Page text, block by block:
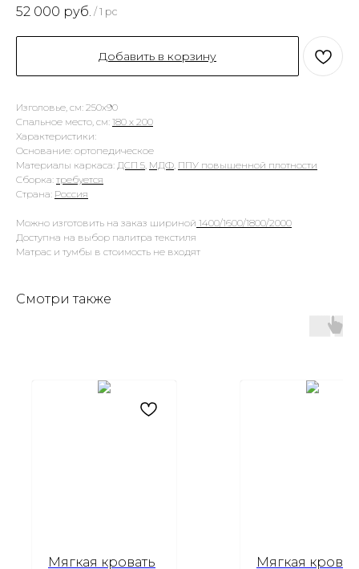
52 000 руб. / 1 pc
Добавить в корзину
Изголовье, см: 250х90
Спальное место, см: 180 х 200
Характеристики:
Основание: ортопедическое
Материалы каркаса: ДСП 5, МДФ, ППУ повышенной плотности
Сборка: требуется
Страна: Россия
Можно изготовить на заказ шириной 1400/1600/1800/2000
Доступна на выбор палитра текстиля
Матрас и тумбы в стоимость не входят
Смотри также
Мягкая кровать Мягкая